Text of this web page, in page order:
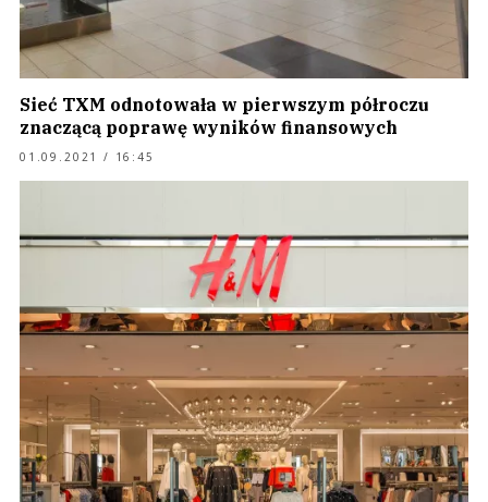
Sieć TXM odnotowała w pierwszym półroczu
znaczącą poprawę wyników finansowych
01.09.2021 / 16:45